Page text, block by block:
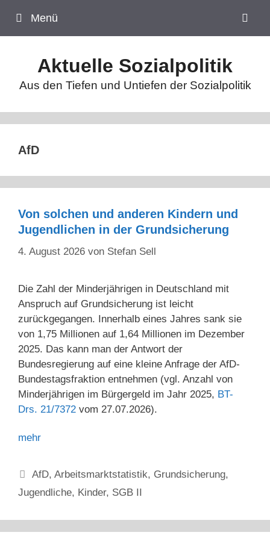
Inhalt
springen
Menü
Aktuelle Sozialpolitik
Aus den Tiefen und Untiefen der Sozialpolitik
AfD
Von solchen und anderen Kindern und
Jugendlichen in der Grundsicherung
4. August 2026 von Stefan Sell
Die Zahl der Minderjährigen in Deutschland mit
Anspruch auf Grundsicherung ist leicht
zurückgegangen. Innerhalb eines Jahres sank sie
von 1,75 Millionen auf 1,64 Millionen im Dezember
2025. Das kann man der Antwort der
Bundesregierung auf eine kleine Anfrage der AfD-
Bundestagsfraktion entnehmen (vgl. Anzahl von
Minderjährigen im Bürgergeld im Jahr 2025, BT-
Drs. 21/7372 vom 27.07.2026).
mehr
Kategorien
AfD,Arbeitsmarktstatistik, Grundsicherung,
Jugendliche, Kinder, SGB II